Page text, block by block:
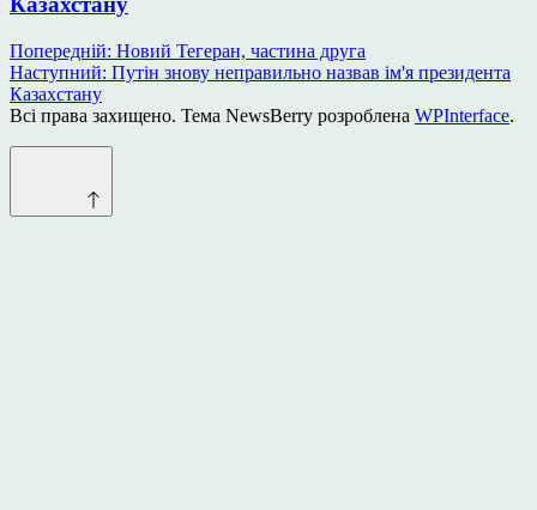
Навігація
записів
Попередній: Новий Тегеран, частина друга
Наступний: Путін знову неправильно назвав ім'я президента
Казахстану
Всі права захищено. Тема NewsBerry розроблена WPInterface.